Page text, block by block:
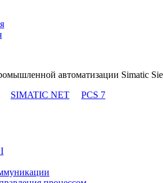
автоматизации Simatic
SIMATIC NET PCS 7